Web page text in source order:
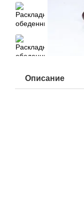
Описание